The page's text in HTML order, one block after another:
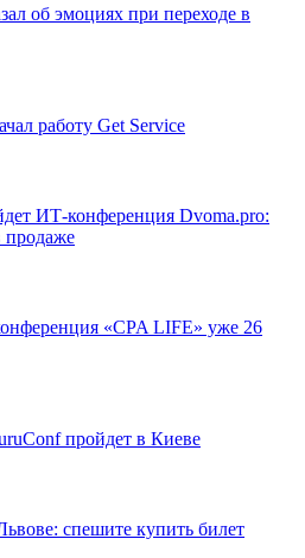
об эмоциях при переходе в
работу Get Service
ИТ-конференция Dvoma.pro:
продаже
«CPA LIFE» уже 26
пройдет в Киеве
спешите купить билет